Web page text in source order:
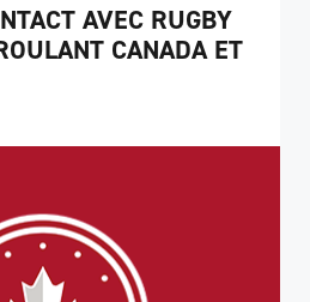
AVEC RUGBY
CANADA ET